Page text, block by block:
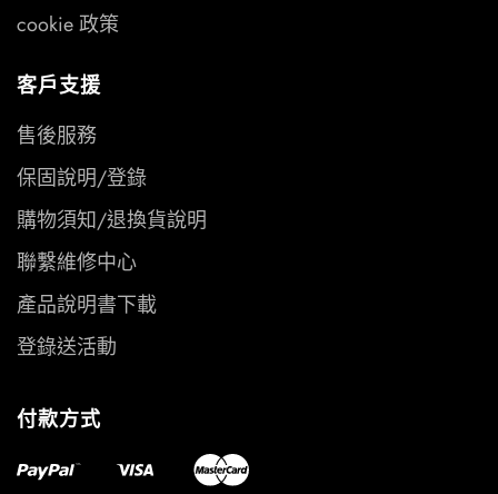
cookie 政策
客戶支援
售後服務
保固說明/登錄
購物須知/退換貨說明
聯繫維修中心
產品說明書下載
登錄送活動
付款方式